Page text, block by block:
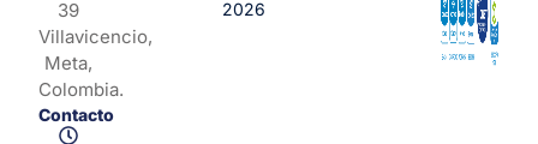
39
Villavicencio,
Meta,
Colombia.
Contacto
2026